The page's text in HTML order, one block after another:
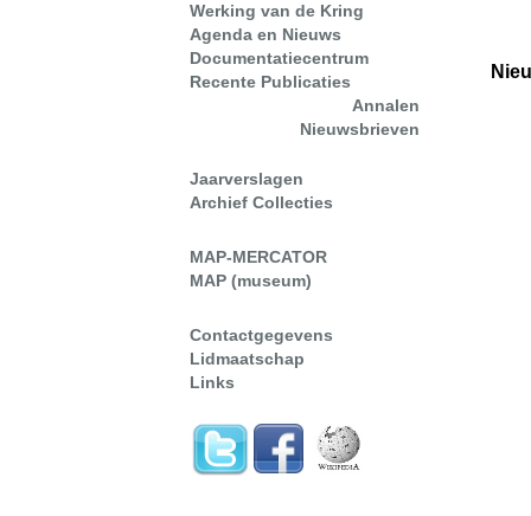
Werking van de Kring
Agenda en Nieuws
Documentatiecentrum
Recente Publicaties
Annalen
Nieuwsbrieven
Jaarverslagen
Archief Collecties
MAP-MERCATOR
MAP (museum)
Contactgegevens
Lidmaatschap
Links